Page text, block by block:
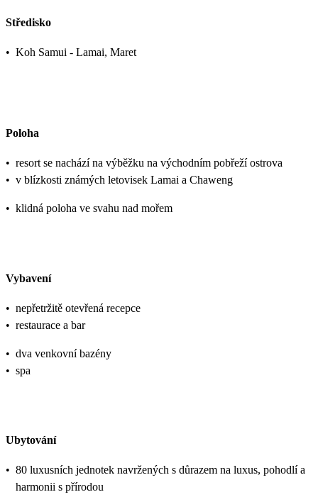
Středisko
• Koh Samui - Lamai, Maret
Poloha
• resort se nachází na výběžku na východním pobřeží ostrova
• v blízkosti známých letovisek Lamai a Chaweng
• klidná poloha ve svahu nad mořem
Vybavení
• nepřetržitě otevřená recepce
• restaurace a bar
• dva venkovní bazény
• spa
Ubytování
• 80 luxusních jednotek navržených s důrazem na luxus, pohodlí a
harmonii s přírodou